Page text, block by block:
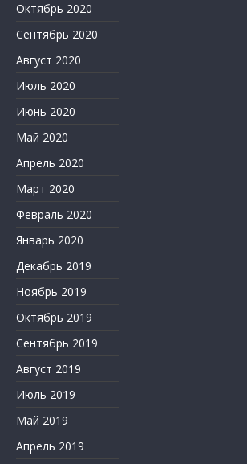
Октябрь 2020
Сентябрь 2020
Август 2020
Июль 2020
Июнь 2020
Май 2020
Апрель 2020
Март 2020
Февраль 2020
Январь 2020
Декабрь 2019
Ноябрь 2019
Октябрь 2019
Сентябрь 2019
Август 2019
Июль 2019
Май 2019
Апрель 2019